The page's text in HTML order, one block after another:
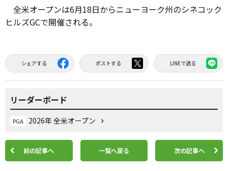
全米オープンは6月18日からニューヨーク州のシネコック
ヒルズGCで開催される。
シェアする ポストする LINEで送る
リーダーボード
PGA 2026年 全米オープン
前の記事へ 一覧へ戻る 次の記事へ